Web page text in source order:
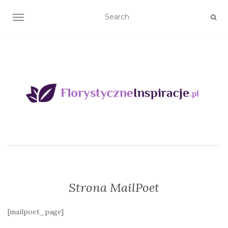
TOGGLE NAVIGATION
Strona MailPoet
[mailpoet_page]